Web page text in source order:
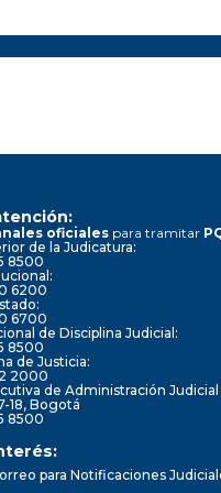
oficiales para tramitar
de la Judicatura:
8500
6200
6700
de Disciplina Judicial:
8500
de Justicia:
2000
de Administración Judicial
18, Bogotá
8500
para Notificaciones